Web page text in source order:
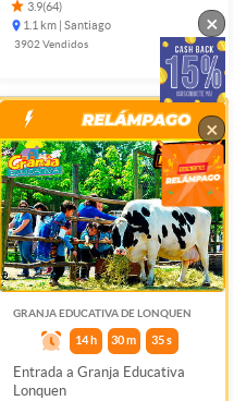
3.9(64)
1.1 km | Santiago
3902 Vendidos
GRANJA EDUCATIVA DE LONQUEN
14 h 30m 35s
Entrada a Granja Educativa
Lonquen
×
×